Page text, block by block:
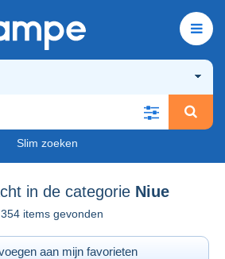
Slim zoeken
in de categorie Niue
items gevonden
aan mijn favorieten